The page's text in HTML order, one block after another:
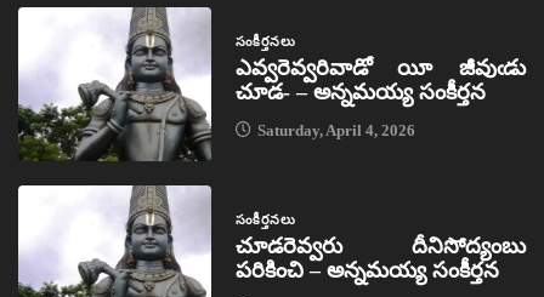
సంకీర్తనలు
ఎవ్వరెవ్వరివాడో యీ జీవుఁడు
చూడ- – అన్నమయ్య సంకీర్తన
Saturday, April 4, 2026
సంకీర్తనలు
చూడరెవ్వరు దీనిసోద్యంబు
పరికించి – అన్నమయ్య సంకీర్తన